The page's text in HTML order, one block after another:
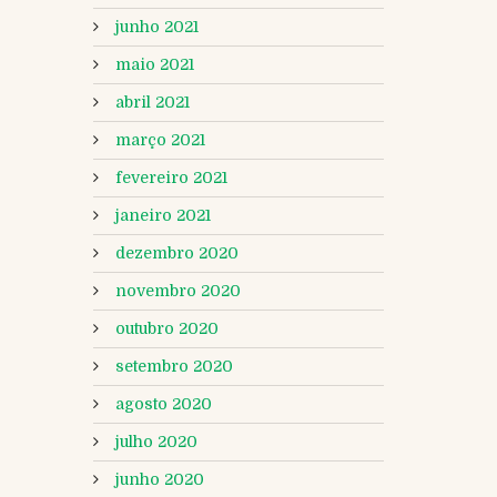
junho 2021
maio 2021
abril 2021
março 2021
fevereiro 2021
janeiro 2021
dezembro 2020
novembro 2020
outubro 2020
setembro 2020
agosto 2020
julho 2020
junho 2020